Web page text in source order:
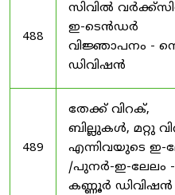
488
സിവിൽ
ഇ-ടെൻഡർ
വിജ്ഞാപനം -
ഡിവിഷൻ
489
തേക്ക് വിറക്,
ബില്ലുകൾ, മറ്റു
എന്നിവയുടെ ഇ-
/പുനർ-ഇ-ലേലം -
കണ്ണൂർ ഡിവിഷൻ